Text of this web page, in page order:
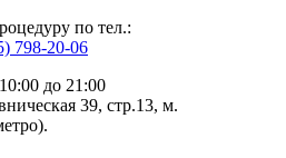
по тел.:
798-20-06
до 21:00
39, стр.13, м.